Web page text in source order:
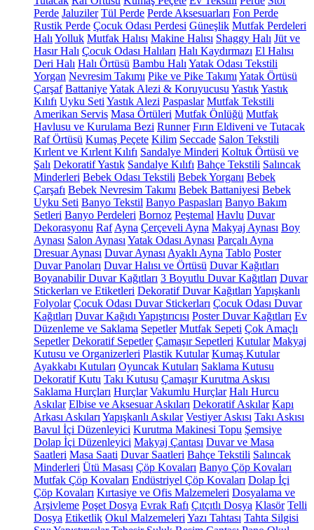
Perde Jaluziler Tül Perde Perde Aksesuarları Fon Perde
Rustik Perde Çocuk Odası Perdesi Güneşlik Mutfak Perdeleri
Halı Yolluk Mutfak Halısı Makine Halısı Shaggy Halı Jüt ve
Hasır Halı Çocuk Odası Halıları Halı Kaydırmazı El Halısı
Deri Halı Halı Örtüsü Bambu Halı Yatak Odası Tekstili
Yorgan Nevresim Takımı Pike ve Pike Takımı Yatak Örtüsü
Çarşaf BattaniyeYatak Alezi & Koruyucusu YastıkYastık
Kılıfı Uyku Seti Yastık Alezi Paspaslar Mutfak Tekstili
Amerikan Servis Masa Örtüleri Mutfak Önlüğü Mutfak
Havlusu ve Kurulama Bezi Runner Fırın Eldiveni ve Tutacak
Raf Örtüsü Kumaş Peçete Kilim Seccade Salon Tekstili
Kırlent ve Kırlent Kılıfı Sandalye Minderi Koltuk Örtüsü ve
Şalı Dekoratif Yastık Sandalye Kılıfı Bahçe Tekstili Salıncak
Minderleri Bebek Odası Tekstili Bebek Yorganı Bebek
Çarşafı Bebek Nevresim Takımı Bebek Battaniyesi Bebek
Uyku Seti Banyo Tekstil Banyo Paspasları Banyo Bakım
Setleri Banyo Perdeleri Bornoz Peştemal Havlu Duvar
Dekorasyonu Raf Ayna Çerçeveli Ayna Makyaj Aynası Boy
Aynası Salon Aynası Yatak Odası Aynası Parçalı Ayna
Dresuar Aynası Duvar Aynası Ayaklı Ayna Tablo Poster
Duvar Panoları Duvar Halısı ve Örtüsü Duvar Kağıtları
Boyanabilir Duvar Kağıtları 3 Boyutlu Duvar Kağıtları Duvar
Stickerları ve Etiketleri Dekoratif Duvar Kağıtları Yapışkanlı
Folyolar Çocuk Odası Duvar Stickerları Çocuk Odası Duvar
Kağıtları Duvar Kağıdı Yapıştırıcısı Poster Duvar Kağıtları Ev
Düzenleme ve Saklama Sepetler Mutfak Sepeti Çok Amaçlı
Sepetler Dekoratif Sepetler Çamaşır Sepetleri Kutular Makyaj
Kutusu ve Organizerleri Plastik Kutular Kumaş Kutular
Ayakkabı Kutuları Oyuncak Kutuları Saklama Kutusu
Dekoratif Kutu Takı Kutusu Çamaşır Kurutma Askısı
Saklama Hurçları Hurçlar Vakumlu Hurçlar Halı Hurcu
Askılar Elbise ve Aksesuar Askıları Dekoratif Askılar Kapı
Arkası Askıları Yapışkanlı Askılar Vestiyer Askısı Takı Askısı
Bavul İçi Düzenleyici Kurutma Makinesi Topu Şemsiye
Dolap İçi Düzenleyici Makyaj Çantası Duvar ve Masa
Saatleri Masa Saati Duvar Saatleri Bahçe Tekstili Salıncak
Minderleri Ütü Masası Çöp Kovaları Banyo Çöp Kovaları
Mutfak Çöp Kovaları Endüstriyel Çöp Kovaları Dolap İçi
Çöp Kovaları Kırtasiye ve Ofis Malzemeleri Dosyalama ve
Arşivleme Poşet Dosya Evrak Rafı Çıtçıtlı Dosya Klasör Telli
Dosya Etiketlik Okul Malzemeleri Yazı Tahtası Tahta Silgisi